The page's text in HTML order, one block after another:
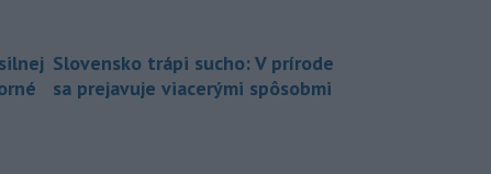
Slovensko trápi sucho: V prírode
sa prejavuje viacerými spôsobmi